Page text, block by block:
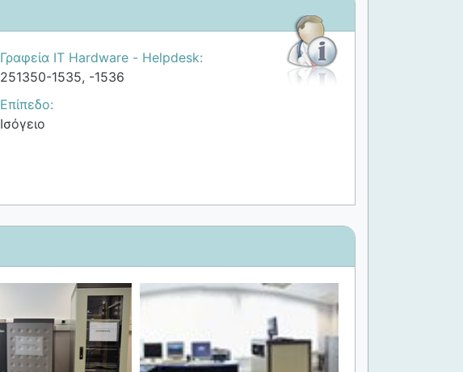
Γραφεία IT Hardware - Helpdesk:
251350-1535, -1536
Επίπεδο:
Ισόγειο